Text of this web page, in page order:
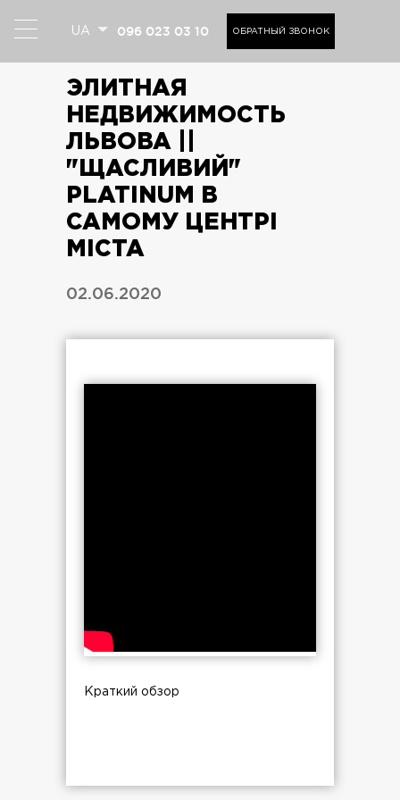
UA 096 023 03 10 ОБРАТНЫЙ ЗВОНОК
ЭЛИТНАЯ
НЕДВИЖИМОСТЬ
ЛЬВОВА ||
"ЩАСЛИВИЙ"
PLATINUM В
САМОМУ ЦЕНТРІ
МІСТА
02.06.2020
Краткий обзор